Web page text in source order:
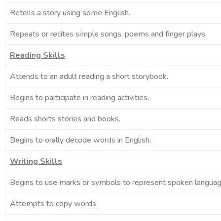
Retells a story using some English.
Repeats or recites simple songs, poems and finger plays.
Reading Skills
Attends to an adult reading a short storybook.
Begins to participate in reading activities.
Reads shorts stories and books.
Begins to orally decode words in English.
Writing Skills
Begins to use marks or symbols to represent spoken
Attempts to copy words.